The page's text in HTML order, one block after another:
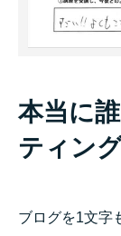
本当に
ティン
ブログを1文字